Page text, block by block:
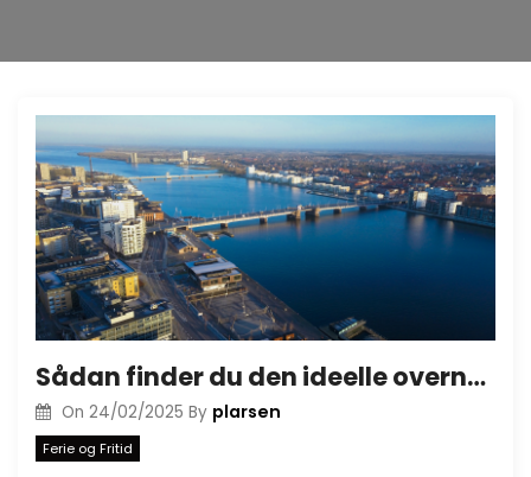
Sådan finder du den ideelle overnatning i Aalborg
On 24/02/2025 By plarsen
Ferie og Fritid